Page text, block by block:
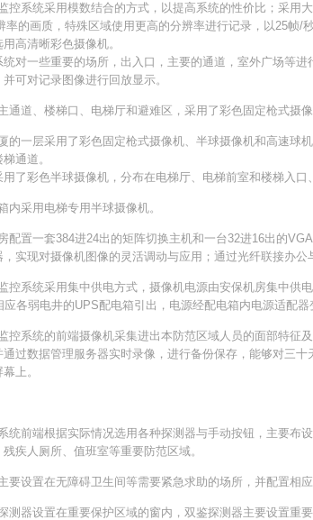
统采用模数结合的方式，以提高系统的性价比；采用大
率的画质，特殊区域使用更高的分辨率进行记录，以25帧/
高清晰彩色摄像机。
对一些重要的场所，出入口，主要的通道，室外广场等
可对记录图像进行回放显示。
、楼梯口、电梯厅和避难区，采用了彩色固定枪式摄像
层采用了彩色固定枪式摄像机、半球摄像机和高速球机
通道。
了彩色半球摄像机，分布在电梯厅、电梯前室和楼梯入口
采用电梯专用半球摄像机。
一套384进24出的矩阵切换主机和一台32进16出的VGA
实现对摄像机图像的灵活调动与应用；通过光纤联接办公
统采用集中供电方式，摄像机电源由安保机房集中供电
应各弱电井的UPS配电箱引出，电源经配电箱内电源适配器
统的前端摄像机采集进出本防范区域人员的面部特征及
过数据管理服务器实时录像，进行备份保存，能够对三
上。
端根据实际情况选用各种探测器与手动按钮，主要布设
疾人厕所、值班室等重要防范区域。
置在无障碍卫生间等需要紧急求助的场所，并配置相应
设置在重要保护区域的窗内，双鉴探测器主要设置重要